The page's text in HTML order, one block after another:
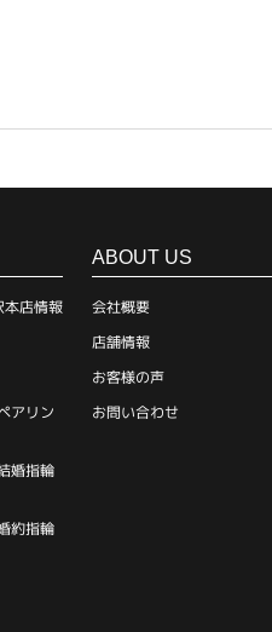
本店情報
アリン
婚指輪
約指輪
ABOUT US
会社概要
店舗情報
お客様の声
お問い合わせ